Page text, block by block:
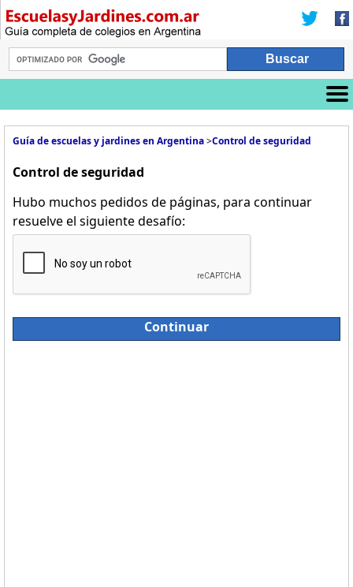
Guía de escuelas y jardines en Argentina>Control de seguridad
Control de seguridad
Hubo muchos pedidos de páginas, para continuar
resuelve el siguiente desafío:
Continuar